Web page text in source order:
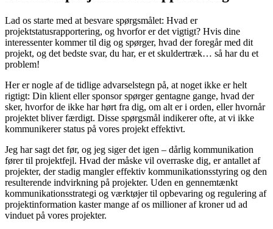
Lad os starte med at besvare spørgsmålet: Hvad er
projektstatusrapportering, og hvorfor er det vigtigt? Hvis dine
interessenter kommer til dig og spørger, hvad der foregår med dit
projekt, og det bedste svar, du har, er et skuldertræk… så har du et
problem!
Her er nogle af de tidlige advarselstegn på, at noget ikke er helt
rigtigt: Din klient eller sponsor spørger gentagne gange, hvad der
sker, hvorfor de ikke har hørt fra dig, om alt er i orden, eller hvornår
projektet bliver færdigt. Disse spørgsmål indikerer ofte, at vi ikke
kommunikerer status på vores projekt effektivt.
Jeg har sagt det før, og jeg siger det igen – dårlig kommunikation
fører til projektfejl. Hvad der måske vil overraske dig, er antallet af
projekter, der stadig mangler effektiv kommunikationsstyring og den
resulterende indvirkning på projekter. Uden en gennemtænkt
kommunikationsstrategi og værktøjer til opbevaring og regulering af
projektinformation kaster mange af os millioner af kroner ud ad
vinduet på vores projekter.